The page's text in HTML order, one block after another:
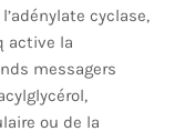
cyclase,
active la
messagers
ou de la